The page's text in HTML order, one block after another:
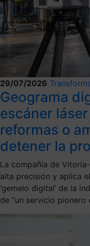
29/07/2026
Geograma
escáner
reformas o
detener la
La compañía de
alta precisión y aplica
‘gemelo digital’ de la
de “un servicio pionero